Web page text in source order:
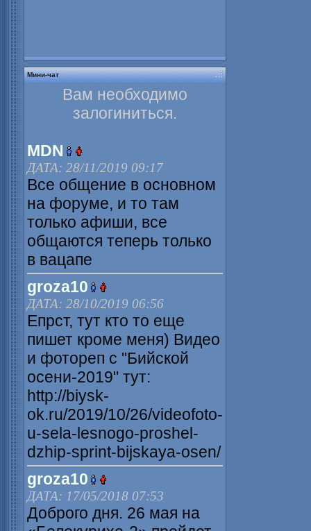
Мини-чат
Вам необходимо
залогиниться.
MDN
ДАТА: 28/11/2019 09:17
Все общение в основном
на форуме, и то там
только афиши, все
общаются теперь только
в вацапе
groza10
ДАТА: 28/10/2019 06:56
Епрст, тут кто то еще
пишет кроме меня) Видео
и фотореп с "Бийской
осени-2019" тут:
http://biysk-
ok.ru/2019/10/26/videofoto-
u-sela-lesnogo-proshel-
dzhip-sprint-bijskaya-osen/
groza10
ДАТА: 17/05/2018 07:53
Доброго дня. 26 мая на